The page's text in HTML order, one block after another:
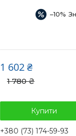
–10%
1 780 ₴
1 602 ₴
Купити
+380 (73) 174-59-93